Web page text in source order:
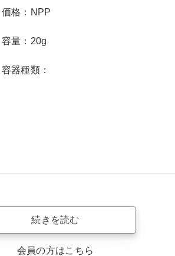
価格：NPP
容量：20g
容器種類：
続きを読む
会員の方はこちら